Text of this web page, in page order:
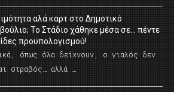
αλά καρτ στο Δημοτικό
Το Στάδιο χάθηκε μέσα σε… πέντε
προϋπολογισμού!
όπως όλα δείχνουν, ο γιαλός δεν
στραβός… αλλά …